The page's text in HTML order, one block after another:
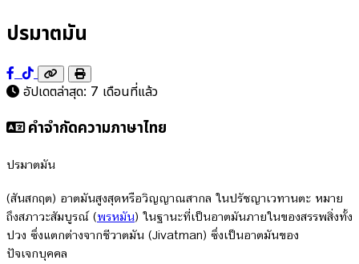
ปรมาตมัน
อัปเดตล่าสุด: 7 เดือนที่แล้ว
คำจำกัดความภาษาไทย
ปรมาตมัน
(สันสกฤต) อาตมันสูงสุดหรือวิญญาณสากล ในปรัชญาเวทานตะ หมาย
ถึงสภาวะสัมบูรณ์ (พรหมัน) ในฐานะที่เป็นอาตมันภายในของสรรพสิ่งทั้ง
ปวง ซึ่งแตกต่างจากชีวาตมัน (Jivatman) ซึ่งเป็นอาตมันของ
ปัจเจกบุคคล